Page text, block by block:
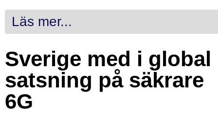
Läs mer...
Sverige med i global
satsning på säkrare
6G